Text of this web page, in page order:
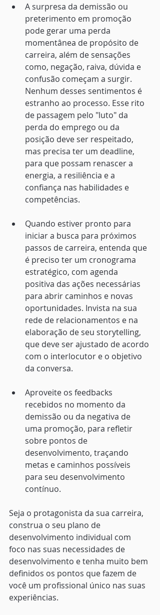
A surpresa da demissão ou
preterimento em promoção
pode gerar uma perda
momentânea de propósito de
carreira, além de sensações
como, negação, raiva, dúvida e
confusão começam a surgir.
Nenhum desses sentimentos é
estranho ao processo. Esse rito
de passagem pelo "luto" da
perda do emprego ou da
posição deve ser respeitado,
mas precisa ter um deadline,
para que possam renascer a
energia, a resiliência e a
confiança nas habilidades e
competências.
Quando estiver pronto para
iniciar a busca para próximos
passos de carreira, entenda que
é preciso ter um cronograma
estratégico, com agenda
positiva das ações necessárias
para abrir caminhos e novas
oportunidades. Invista na sua
rede de relacionamentos e na
elaboração de seu storytelling,
que deve ser ajustado de acordo
com o interlocutor e o objetivo
da conversa.
Aproveite os feedbacks
recebidos no momento da
demissão ou da negativa de
uma promoção, para refletir
sobre pontos de
desenvolvimento, traçando
metas e caminhos possíveis
para seu desenvolvimento
contínuo.
Seja o protagonista da sua carreira,
construa o seu plano de
desenvolvimento individual com
foco nas suas necessidades de
desenvolvimento e tenha muito bem
definidos os pontos que fazem de
você um profissional único nas suas
experiências.